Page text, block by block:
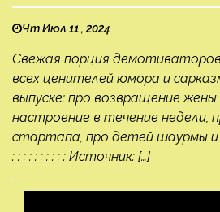
Чт Июл 11 , 2024
Свежая порция
всех ценителей юмора и
выпуске: про возвращение
настроение в течение недели,
стартапа, про детей шаурмы и
: : : : : : : : : : Источник: […]